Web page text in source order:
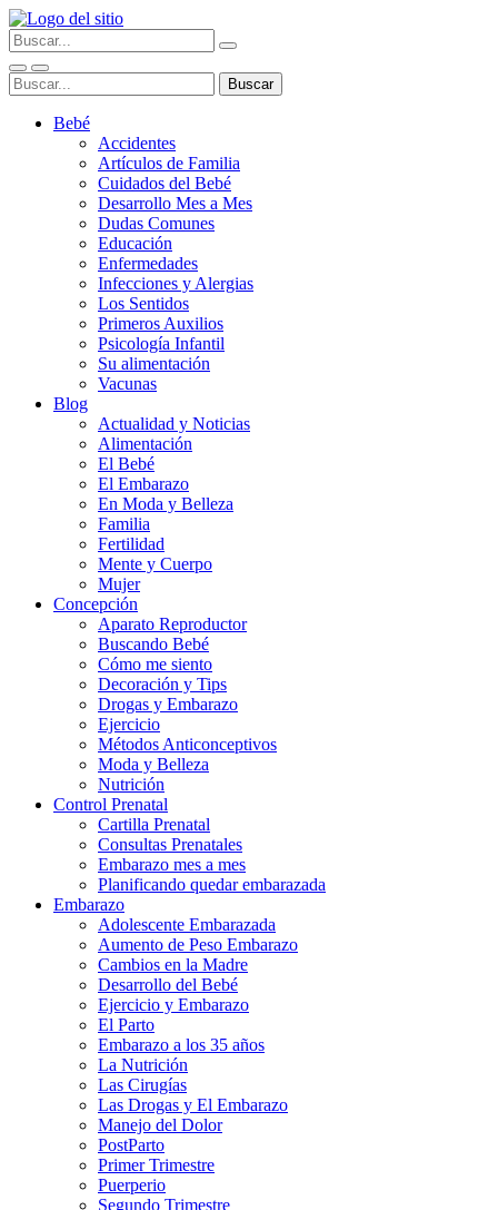
Bebé
Accidentes
Artículos de Familia
Cuidados del Bebé
Desarrollo Mes a Mes
Dudas Comunes
Educación
Enfermedades
Infecciones y Alergias
Los Sentidos
Primeros Auxilios
Psicología Infantil
Su alimentación
Vacunas
Blog
Actualidad y Noticias
Alimentación
El Bebé
El Embarazo
En Moda y Belleza
Familia
Fertilidad
Mente y Cuerpo
Mujer
Concepción
Aparato Reproductor
Buscando Bebé
Cómo me siento
Decoración y Tips
Drogas y Embarazo
Ejercicio
Métodos Anticonceptivos
Moda y Belleza
Nutrición
Control Prenatal
Cartilla Prenatal
Consultas Prenatales
Embarazo mes a mes
Planificando quedar embarazada
Embarazo
Adolescente Embarazada
Aumento de Peso Embarazo
Cambios en la Madre
Desarrollo del Bebé
Ejercicio y Embarazo
El Parto
Embarazo a los 35 años
La Nutrición
Las Cirugías
Las Drogas y El Embarazo
Manejo del Dolor
PostParto
Primer Trimestre
Puerperio
Segundo Trimestre